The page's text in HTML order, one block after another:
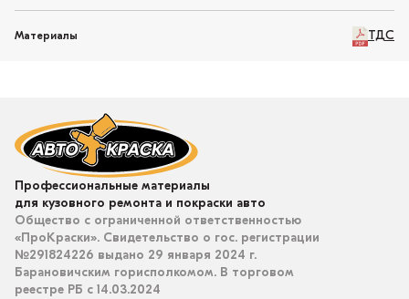
Материалы ТДС
Профессиональные материалы
для кузовного ремонта и покраски авто
Общество с ограниченной ответственностью
«ПроКраски». Свидетельство о гос. регистрации
№291824226 выдано 29 января 2024 г.
Барановичским горисполкомом. В торговом
реестре РБ с 14.03.2024